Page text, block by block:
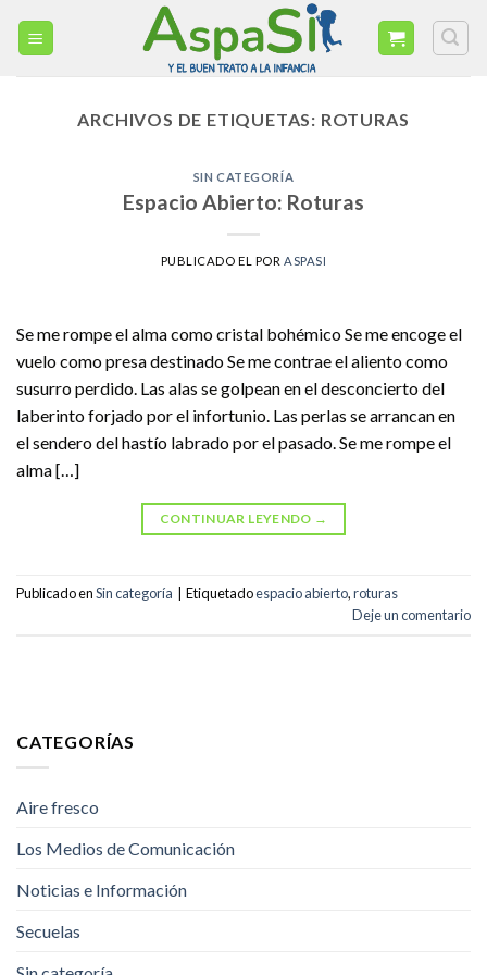
ARCHIVOS DE ETIQUETAS: ROTURAS
SIN CATEGORÍA
Espacio Abierto: Roturas
PUBLICADO EL POR ASPASI
Se me rompe el alma como cristal bohémico Se me encoge el
vuelo como presa destinado Se me contrae el aliento como
susurro perdido. Las alas se golpean en el desconcierto del
laberinto forjado por el infortunio. Las perlas se arrancan en
el sendero del hastío labrado por el pasado. Se me rompe el
alma […]
CONTINUAR LEYENDO →
Publicado enSin categoría Etiquetadoespacio abierto,roturas
Deje un comentario
CATEGORÍAS
Aire fresco
Los Medios de Comunicación
Noticias e Información
Secuelas